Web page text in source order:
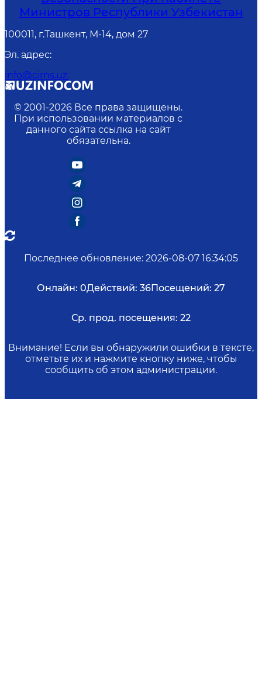
Министров Республики Узбекистан
100011, г.Ташкент, М-14, дом 27
Эл. адрес:
info@cirns.uz.
© 2001-2026 Все права защищены.
При использовании материалов с
данного сайта ссылка на сайт
обязательна.
Последнее обновление: 2026-08-07 16:34:05
Онлайн: 0Действий: 36Посещений: 27
Ср. прод. посещения: 22
Внимание! Если вы обнаружили ошибки в тексте,
отметьте их и нажмите кнопку ниже, чтобы
сообщить об этом администрации.